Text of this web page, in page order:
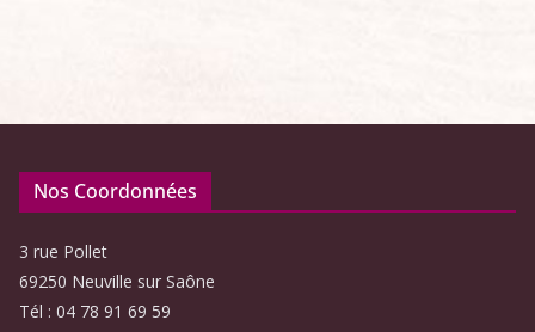
Nos Coordonnées
3 rue Pollet
69250 Neuville sur Saône
Tél : 04 78 91 69 59